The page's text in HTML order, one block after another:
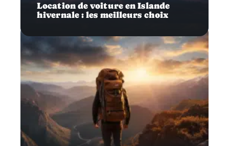
Location de voiture en Islande
hivernale : les meilleurs choix